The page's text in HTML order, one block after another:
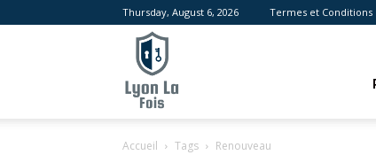
Thursday, August 6, 2026 Termes et Conditions
Accueil Tags Renouveau